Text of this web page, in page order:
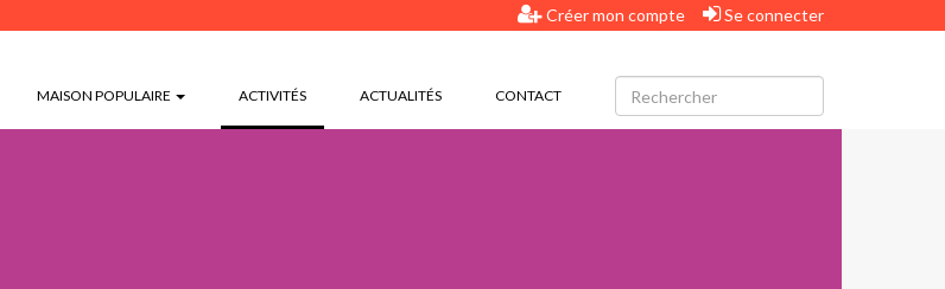
Créer mon compte Se connecter
MAISON POPULAIRE ACTIVITÉS(CURRENT)ACTUALITÉS CONTACT